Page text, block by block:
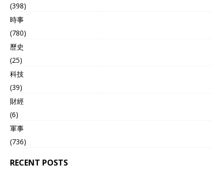
(398)
時事
(780)
歷史
(25)
科技
(39)
財經
(6)
軍事
(736)
RECENT POSTS